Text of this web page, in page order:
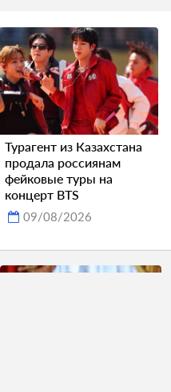
Турагент из Казахстана
продала россиянам
фейковые туры на
концерт BTS
09/08/2026